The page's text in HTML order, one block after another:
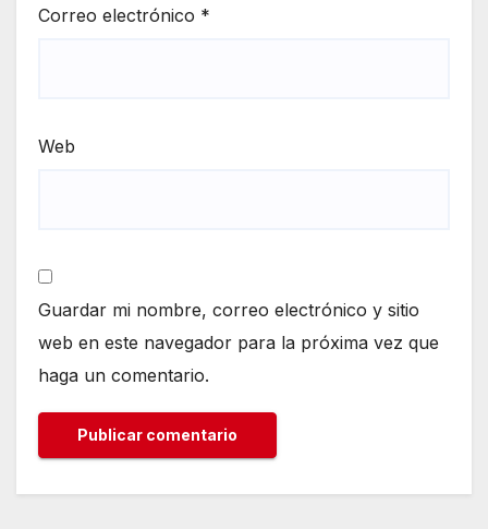
Correo electrónico *
Web
Guardar mi nombre, correo electrónico y sitio
web en este navegador para la próxima vez que
haga un comentario.